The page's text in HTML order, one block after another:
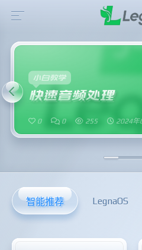
快速音频处理
小白教学
0 0 255 2024年
智能推荐 LegnaOS